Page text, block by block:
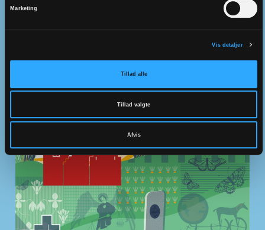
Marketing
Vis detaljer
Tillad alle
Tillad valgte
Afvis